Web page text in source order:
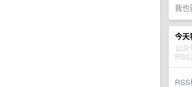
我也
今天
公众
RSS